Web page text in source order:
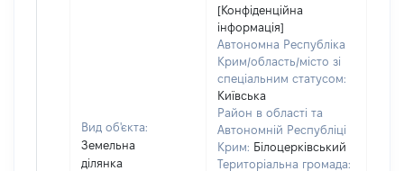
Вид об'єкта:
Земельна
ділянка
[Конфіденційна
інформація]
Автономна Республіка
Крим/область/місто зі
спеціальним статусом:
Київська
Район в області та
Автономній Республіці
Крим: Білоцерківський
Територіальна громада: